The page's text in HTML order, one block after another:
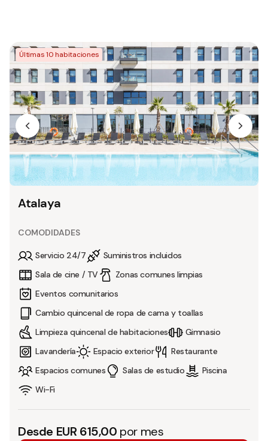
Últimas 10 habitaciones
Atalaya
COMODIDADES
Servicio 24/7
Suministros incluidos
Sala de cine / TV
Zonas comunes limpias
Eventos comunitarios
Cambio quincenal de ropa de cama y toallas
Limpieza quincenal de habitaciones
Gimnasio
Lavandería
Espacio exterior
Restaurante
Espacios comunes
Salas de estudio
Piscina
Wi-Fi
Desde EUR 615,00 por mes